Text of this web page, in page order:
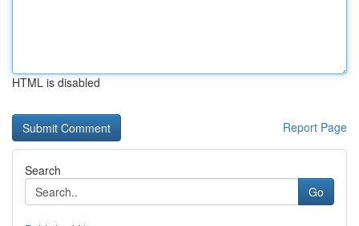
HTML is disabled
Report Page
Search
Go